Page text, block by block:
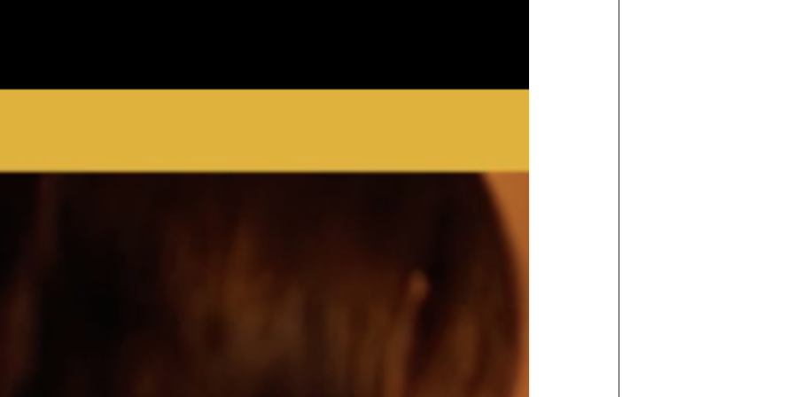
Constructeur de maisons individuelles
à ossature bois